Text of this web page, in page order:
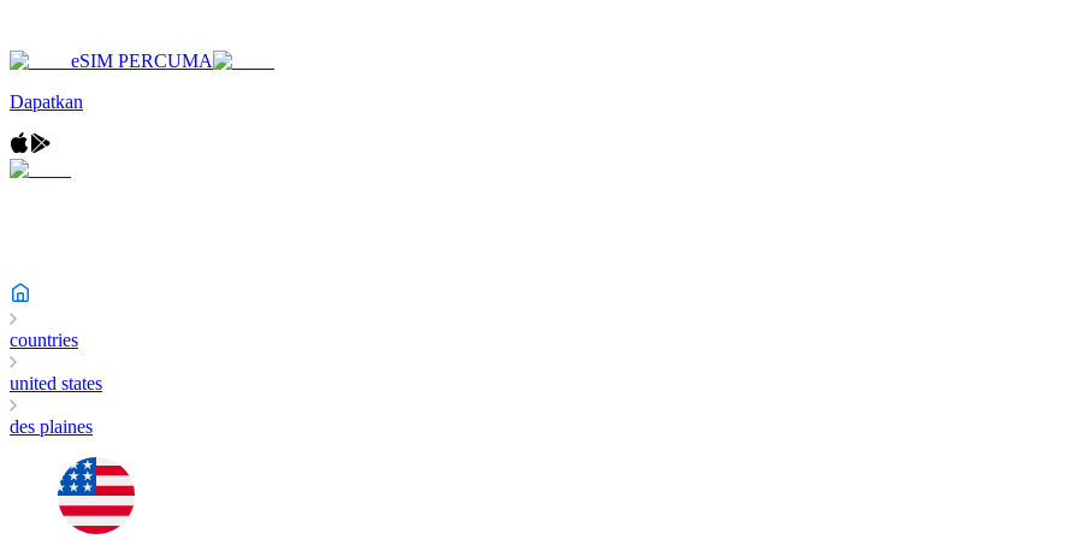
eSIM PERCUMA
Dapatkan
countries
united states
des plaines